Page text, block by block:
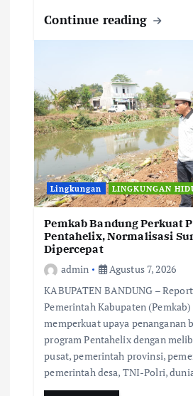
Continue reading
Lingkungan LINGKUNGAN
Pemkab Bandung Perkuat
Pentahelix, Normalisasi
Dipercepat
admin
Agustus 7, 2026
KABUPATEN BANDUNG –
Pemerintah Kabupaten
memperkuat upaya penanganan
program Pentahelix dengan
pusat, pemerintah provinsi,
pemerintah desa, TNI-Polri,